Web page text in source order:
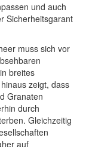
und auch
Sicherheitsgarant
muss sich vor
breites
zeigt, dass
Granaten
durch
Gleichzeitig
auf